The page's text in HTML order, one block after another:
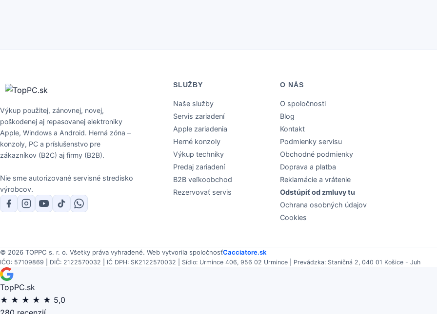
Výkup použitej, zánovnej, novej,
poškodenej aj repasovanej elektroniky
Apple, Windows a Android. Herná zóna –
konzoly, PC a príslušenstvo pre
zákazníkov (B2C) aj firmy (B2B).
Nie sme autorizované servisné stredisko
výrobcov.
SLUŽBY
Naše služby
Servis zariadení
Apple zariadenia
Herné konzoly
Výkup techniky
Predaj zariadení
B2B veľkoobchod
Rezervovať servis
O NÁS
O spoločnosti
Blog
Kontakt
Podmienky servisu
Obchodné podmienky
Doprava a platba
Reklamácie a vrátenie
Odstúpiť od zmluvy tu
Ochrana osobných údajov
Cookies
© 2026 TOPPC s. r. o. Všetky práva vyhradené. Web vytvorila spoločnosťCacciatore.sk
IČO: 57109869 | DIČ: 2122570032 | IČ DPH: SK2122570032 | Sídlo: Urmince 406, 956 02 Urmince | Prevádzka: Staničná 2, 040 01 Košice - Juh
TopPC.sk
★ ★ ★ ★ ★ 5,0